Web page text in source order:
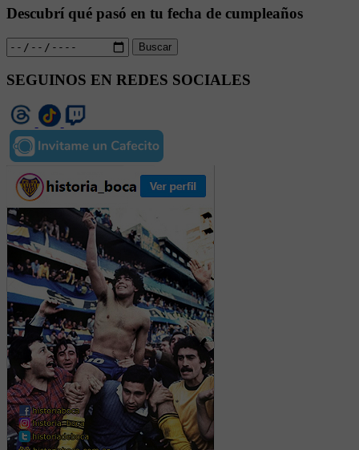
Descubrí qué pasó en tu fecha de cumpleaños
Buscar
SEGUINOS EN REDES SOCIALES